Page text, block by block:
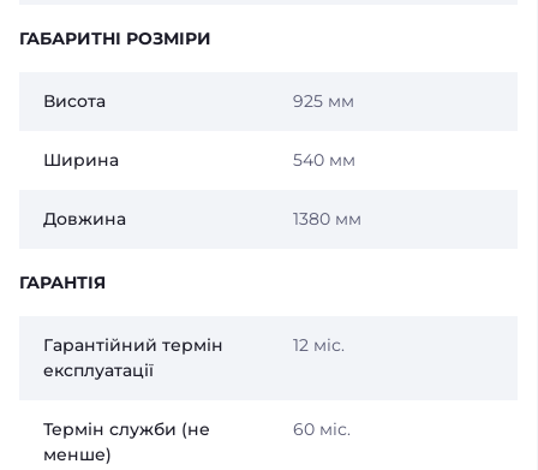
ГАБАРИТНІ РОЗМІРИ
Висота 925 мм
Ширина 540 мм
Довжина 1380 мм
ГАРАНТІЯ
Гарантійний термін
експлуатації
12 міс.
Термін служби (не
менше)
60 міс.